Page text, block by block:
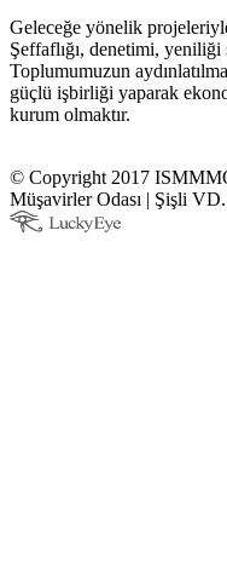
Geleceğe yönelik
Şeffaflığı, denetimi, yeniliği
Toplumumuzun
güçlü işbirliği yaparak
kurum olmaktır.
© Copyright 2017
Müşavirler Odası | Şişli